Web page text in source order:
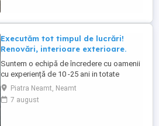
Executăm tot timpul de lucrări!
Renovări, interioare exterioare.
Suntem o echipă de încredere cu oamenii
cu experiență de 10 -25 ani in totate
tipurile de muncă ce tine de construcții
experiența formată în străinătate și
calitate, rigips, mansarde cu rigps, izolați,
Piatra Neamt, Neamt
7 august